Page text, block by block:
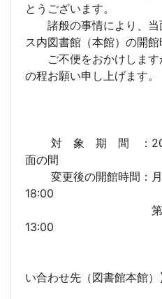
とうございます。
諸般の事情により、当
ス内図書館（本館）の開館
ご不便をおかけします
の程お願い申し上げます。
対 象 期 間 ：2024
面の間
変更後の開館時
18:00
第1・3・5
13:00
【
い合わせ先（図書館本館）
内